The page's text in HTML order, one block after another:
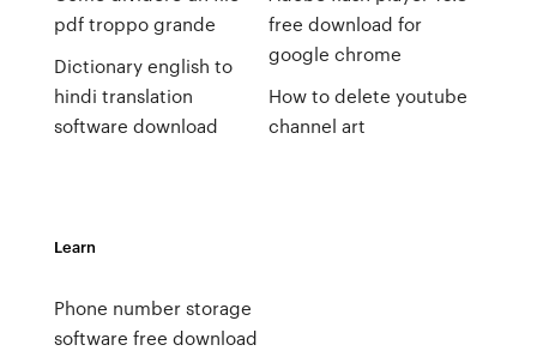
pdf troppo grande
Dictionary english to
hindi translation
software download
free download for
google chrome
How to delete youtube
channel art
Learn
Phone number storage
software free download